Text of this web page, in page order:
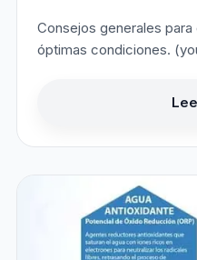
Consejos generales
óptimas condiciones.